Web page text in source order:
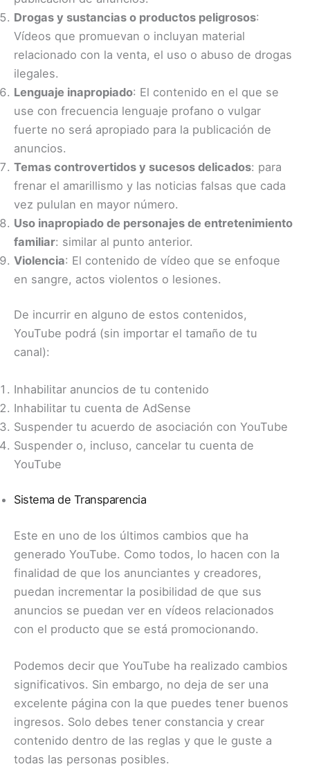
Drogas y sustancias o productos peligrosos:
Vídeos que promuevan o incluyan material
relacionado con la venta, el uso o abuso de drogas
ilegales.
Lenguaje inapropiado: El contenido en el que se
use con frecuencia lenguaje profano o vulgar
fuerte no será apropiado para la publicación de
anuncios.
Temas controvertidos y sucesos delicados: para
frenar el amarillismo y las noticias falsas que cada
vez pululan en mayor número.
Uso inapropiado de personajes de entretenimiento
familiar: similar al punto anterior.
Violencia: El contenido de vídeo que se enfoque
en sangre, actos violentos o lesiones.
De incurrir en alguno de estos contenidos,
YouTube podrá (sin importar el tamaño de tu
canal):
Inhabilitar anuncios de tu contenido
Inhabilitar tu cuenta de AdSense
Suspender tu acuerdo de asociación con YouTube
Suspender o, incluso, cancelar tu cuenta de
YouTube
Sistema de Transparencia
Este en uno de los últimos cambios que ha
generado YouTube. Como todos, lo hacen con la
finalidad de que los anunciantes y creadores,
puedan incrementar la posibilidad de que sus
anuncios se puedan ver en vídeos relacionados
con el producto que se está promocionando.
Podemos decir que YouTube ha realizado cambios
significativos. Sin embargo, no deja de ser una
excelente página con la que puedes tener buenos
ingresos. Solo debes tener constancia y crear
contenido dentro de las reglas y que le guste a
todas las personas posibles.